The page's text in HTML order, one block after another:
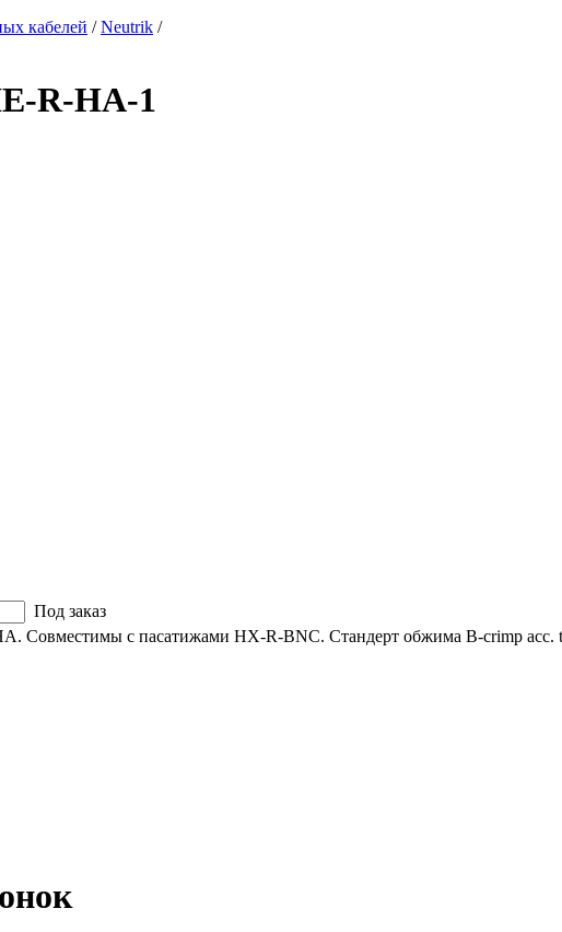
кабелей /Neutrik /
R-HA-1
Под заказ
Совместимы с пасатижами HX-R-BNC. Стандерт обжима B-crimp acc.